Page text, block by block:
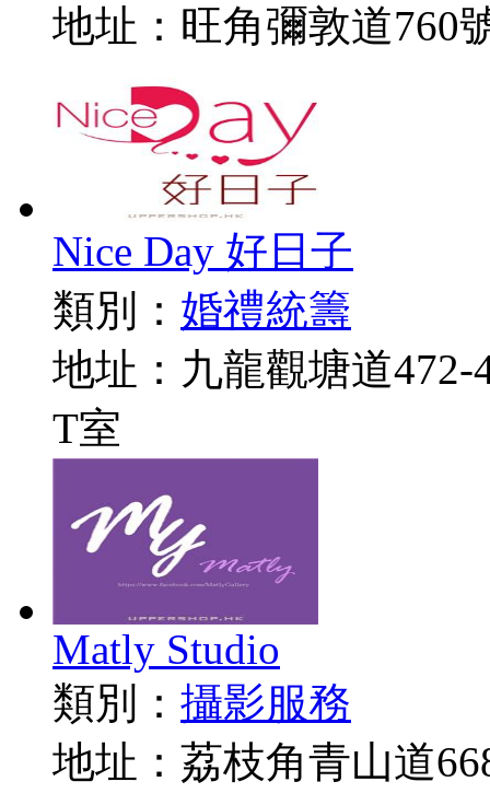
地址：旺角彌敦道760
Nice Day 好日子
類別： 婚禮統籌
地址：九龍觀塘道
T室
Matly Studio
類別： 攝影服務
地址：荔枝角青山道